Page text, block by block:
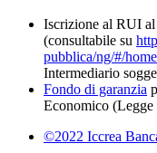
Iscrizione al RUI
(consultabile su
pubblica/ng/#/home
Intermediario
Fondo di garanzia
Economico (Legge
©2022 Iccrea